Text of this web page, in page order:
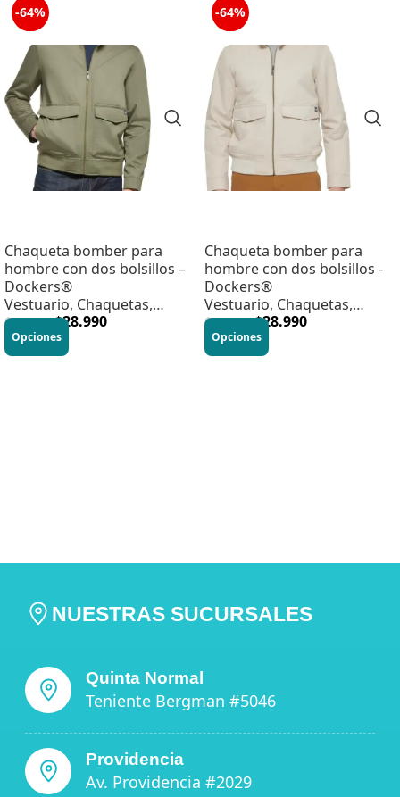
-64%
Chaqueta bomber para
hombre con dos bolsillos –
Dockers®
Vestuario, Chaquetas,
Hombre
$79.990 $28.990
Opciones
-64%
Chaqueta bomber para
hombre con dos bolsillos -
Dockers®
Vestuario, Chaquetas,
Hombre
$79.990 $28.990
Opciones
NUESTRAS SUCURSALES
Quinta Normal
Teniente Bergman #5046
Providencia
Av. Providencia #2029